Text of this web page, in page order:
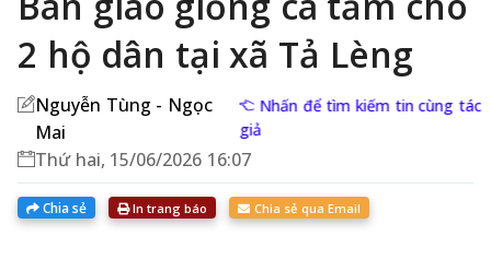
2 hộ dân tại xã Tả Lèng
Nguyễn Tùng - Ngọc
Mai
Nhấn để tìm kiếm tin cùng tác
giả
Thứ hai, 15/06/2026 16:07
Chia sẻ In trang báo Chia sẻ qua Email